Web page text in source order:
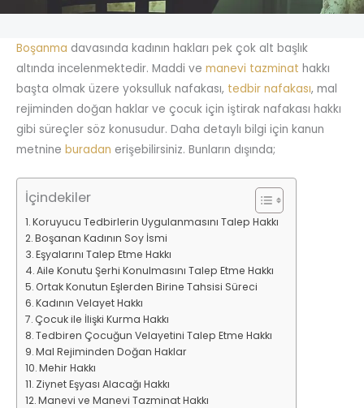
Boşanma davasında kadının hakları pek çok alt başlık
altında incelenmektedir. Maddi ve manevi tazminat hakkı
başta olmak üzere yoksulluk nafakası, tedbir nafakası, mal
rejiminden doğan haklar ve çocuk için iştirak nafakası hakkı
gibi süreçler söz konusudur. Daha detaylı bilgi için kanun
metnine buradan erişebilirsiniz. Bunların dışında;
İçindekiler
Koruyucu Tedbirlerin Uygulanmasını Talep Hakkı
Boşanan Kadının Soy İsmi
Eşyalarını Talep Etme Hakkı
Aile Konutu Şerhi Konulmasını Talep Etme Hakkı
Ortak Konutun Eşlerden Birine Tahsisi Süreci
Kadının Velayet Hakkı
Çocuk ile İlişki Kurma Hakkı
Tedbiren Çocuğun Velayetini Talep Etme Hakkı
Mal Rejiminden Doğan Haklar
Mehir Hakkı
Ziynet Eşyası Alacağı Hakkı
Manevi ve Manevi Tazminat Hakkı